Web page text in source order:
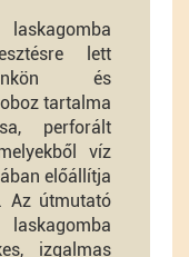
lett
és
tartalma
perforált
víz
előállítja
Az útmutató
izgalmas